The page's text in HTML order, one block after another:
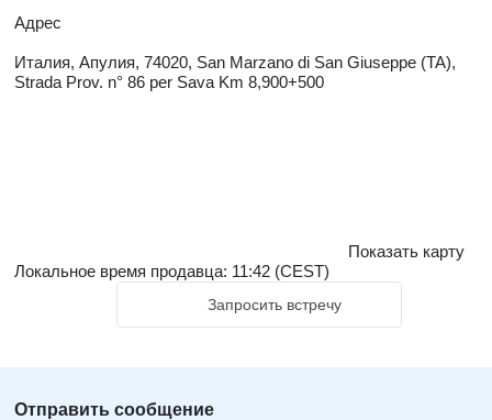
Адрес
Италия, Апулия, 74020, San Marzano di San Giuseppe (TA),
Strada Prov. n° 86 per Sava Km 8,900+500
Показать карту
Локальное время продавца: 11:42 (CEST)
Запросить встречу
Отправить сообщение